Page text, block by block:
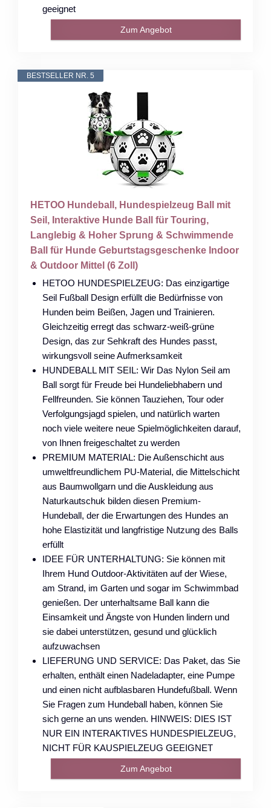
geeignet
Zum Angebot
BESTSELLER NR. 5
HETOO Hundeball, Hundespielzeug Ball mit
Seil, Interaktive Hunde Ball für Touring,
Langlebig & Hoher Sprung & Schwimmende
Ball für Hunde Geburtstagsgeschenke Indoor
& Outdoor Mittel (6 Zoll)
HETOO HUNDESPIELZEUG: Das einzigartige
Seil Fußball Design erfüllt die Bedürfnisse von
Hunden beim Beißen, Jagen und Trainieren.
Gleichzeitig erregt das schwarz-weiß-grüne
Design, das zur Sehkraft des Hundes passt,
wirkungsvoll seine Aufmerksamkeit
HUNDEBALL MIT SEIL: Wir Das Nylon Seil am
Ball sorgt für Freude bei Hundeliebhabern und
Fellfreunden. Sie können Tauziehen, Tour oder
Verfolgungsjagd spielen, und natürlich warten
noch viele weitere neue Spielmöglichkeiten darauf,
von Ihnen freigeschaltet zu werden
PREMIUM MATERIAL: Die Außenschicht aus
umweltfreundlichem PU-Material, die Mittelschicht
aus Baumwollgarn und die Auskleidung aus
Naturkautschuk bilden diesen Premium-
Hundeball, der die Erwartungen des Hundes an
hohe Elastizität und langfristige Nutzung des Balls
erfüllt
IDEE FÜR UNTERHALTUNG: Sie können mit
Ihrem Hund Outdoor-Aktivitäten auf der Wiese,
am Strand, im Garten und sogar im Schwimmbad
genießen. Der unterhaltsame Ball kann die
Einsamkeit und Ängste von Hunden lindern und
sie dabei unterstützen, gesund und glücklich
aufzuwachsen
LIEFERUNG UND SERVICE: Das Paket, das Sie
erhalten, enthält einen Nadeladapter, eine Pumpe
und einen nicht aufblasbaren Hundefußball. Wenn
Sie Fragen zum Hundeball haben, können Sie
sich gerne an uns wenden. HINWEIS: DIES IST
NUR EIN INTERAKTIVES HUNDESPIELZEUG,
NICHT FÜR KAUSPIELZEUG GEEIGNET
Zum Angebot